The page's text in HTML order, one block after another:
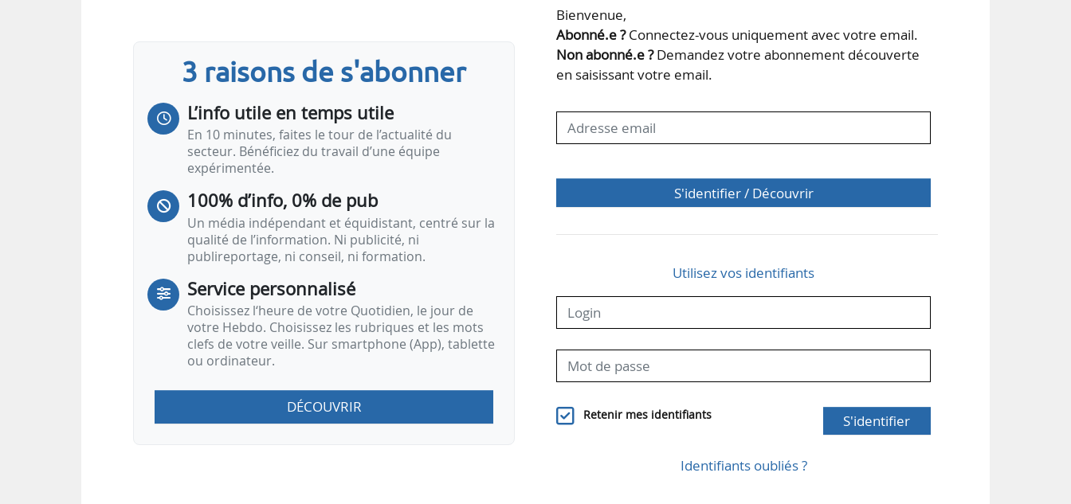
prochaines années. Les mesures seront ouvertes aux entreprises actives dans des
secteurs présentant un risque important de délocalisation d’activités en dehors de l’UE
vers des lieux où les mesures environnementales sont absentes ou moins ambitieuses. Ce
3 raisons de s'abonner
L’info utile en temps utile
En 10 minutes, faites le tour de l’actualité du
secteur. Bénéficiez du travail d’une équipe
expérimentée.
100% d’info, 0% de pub
Un média indépendant et équidistant, centré sur la
qualité de l’information. Ni publicité, ni
publireportage, ni conseil, ni formation.
Service personnalisé
Choisissez l‘heure de votre Quotidien, le jour de
votre Hebdo. Choisissez les rubriques et les mots
clefs de votre veille. Sur smartphone (App), tablette
ou ordinateur.
DÉCOUVRIR
Bienvenue,
Abonné.e ?Connectez-vous uniquement avec votre email.
Non abonné.e ?Demandez votre abonnement découverte
en saisissant votre email.
S'identifier / Découvrir
Utilisez vos identifiants
Retenir mes identifiants S'identifier
Identifiants oubliés ?